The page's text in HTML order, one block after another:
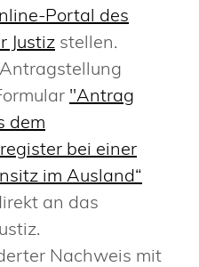
Portal des
Justiz stellen.
"Antrag
dem
bei einer
im Ausland“
an das
Nachweis mit